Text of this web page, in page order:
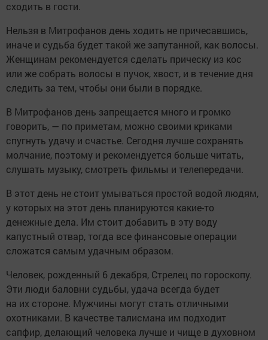
сходить в гости.
Нельзя в Митрофанов день ходить не причесавшись,
иначе и судьба будет такой же запутанной, как волосы.
Женщинам рекомендуется сделать прическу из кос
или же собрать волосы в пучок, хвост, и в течение дня
следить за тем, чтобы они были в порядке.
В Митрофанов день запрещается много и громко
говорить, — по приметам, можно своими криками
спугнуть удачу и счастье. Сегодня лучше сохранять
молчание, поэтому и рекомендуется больше читать,
слушать музыку, смотреть фильмы и телепередачи.
В этот день не стоит умываться простой водой людям,
у которых на этот день планируются какие-то
денежные дела. Им стоит добавить в эту воду
капустный отвар, тогда все финансовые операции
сложатся самым удачным образом.
Человек, рожденный 6 декабря, Стрелец по гороскопу.
Эти люди баловни судьбы, удача всегда будет
на их стороне. Мужчины могут стать отличными
охотниками. В качестве талисмана им подходит
сапфир, делающий человека лучше и чище в духовном